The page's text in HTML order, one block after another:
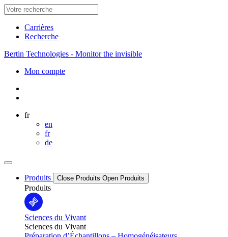
Carrières
Recherche
Bertin Technologies - Monitor the invisible
Mon compte
fr
en
fr
de
Produits Close Produits Open Produits
Produits
Sciences du Vivant
Sciences du Vivant